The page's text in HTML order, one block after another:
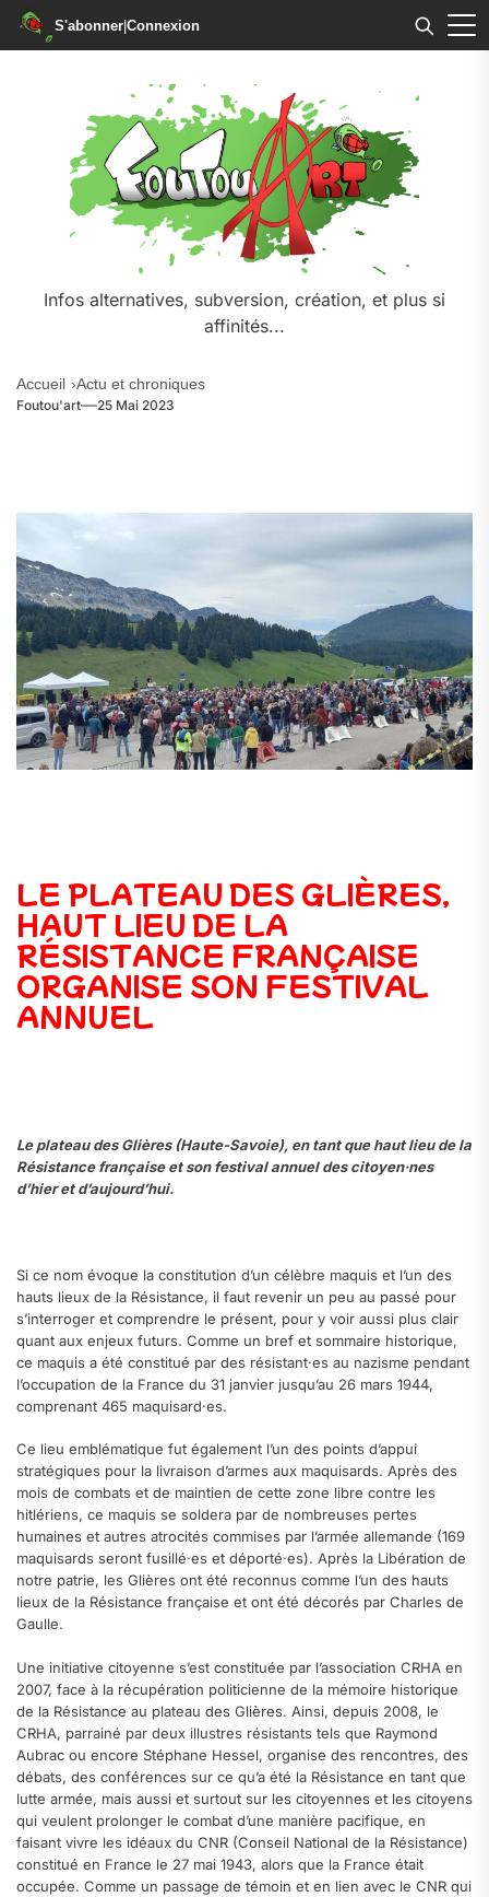
S'abonner|Connexion
Infos alternatives, subversion, création, et plus si
affinités...
Accueil Actu et chroniques
Foutou'art 25 Mai 2023
LE PLATEAU DES GLIÈRES,
HAUT LIEU DE LA
RÉSISTANCE FRANÇAISE
ORGANISE SON FESTIVAL
ANNUEL
Le plateau des Glières (Haute-Savoie), en tant que haut lieu de la
Résistance française et son festival annuel des citoyen·nes
d’hier et d’aujourd’hui.
Si ce nom évoque la constitution d’un célèbre maquis et l’un des
hauts lieux de la Résistance, il faut revenir un peu au passé pour
s’interroger et comprendre le présent, pour y voir aussi plus clair
quant aux enjeux futurs. Comme un bref et sommaire historique,
ce maquis a été constitué par des résistant·es au nazisme pendant
l’occupation de la France du 31 janvier jusqu’au 26 mars 1944,
comprenant 465 maquisard·es.
Ce lieu emblématique fut également l’un des points d’appui
stratégiques pour la livraison d’armes aux maquisards. Après des
mois de combats et de maintien de cette zone libre contre les
hitlériens, ce maquis se soldera par de nombreuses pertes
humaines et autres atrocités commises par l’armée allemande (169
maquisards seront fusillé·es et déporté·es). Après la Libération de
notre patrie, les Glières ont été reconnus comme l’un des hauts
lieux de la Résistance française et ont été décorés par Charles de
Gaulle.
Une initiative citoyenne s’est constituée par l’association CRHA en
2007, face à la récupération politicienne de la mémoire historique
de la Résistance au plateau des Glières. Ainsi, depuis 2008, le
CRHA, parrainé par deux illustres résistants tels que Raymond
Aubrac ou encore Stéphane Hessel, organise des rencontres, des
débats, des conférences sur ce qu’a été la Résistance en tant que
lutte armée, mais aussi et surtout sur les citoyennes et les citoyens
qui veulent prolonger le combat d’une manière pacifique, en
faisant vivre les idéaux du CNR (Conseil National de la Résistance)
constitué en France le 27 mai 1943, alors que la France était
occupée. Comme un passage de témoin et en lien avec le CNR qui